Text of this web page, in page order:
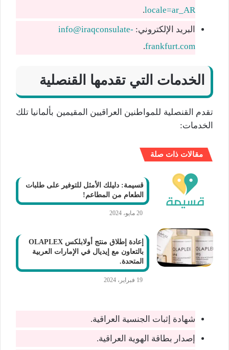
locale=ar_AR
.
البريد الإلكتروني: info@iraqconsulate-
frankfurt.com
.
الخدمات التي تقدمها القنصلية
تقدم القنصلية للمواطنين العراقيين المقيمين بألمانيا تلك
الخدمات:
مقالات ذات صلة
قسيمة: دليلك الأمثل للتوفير على طلبات
الطعام من المطاعم!
20 مايو، 2024
إعادة إطلاق منتج أولابلكس OLAPLEX
بالتعاون مع إيديال في الإمارات العربية
المتحدة.
19 فبراير، 2024
شهادة إثبات الجنسية العراقية.
إصدار بطاقة الهوية العراقية.